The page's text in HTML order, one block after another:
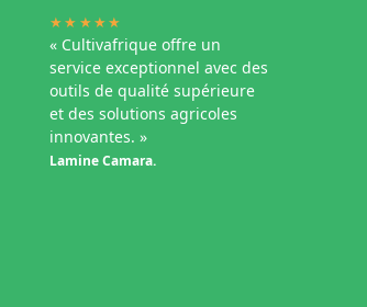
★★★★★
« Cultivafrique offre un
service exceptionnel avec des
outils de qualité supérieure
et des solutions agricoles
innovantes. »
Lamine Camara.